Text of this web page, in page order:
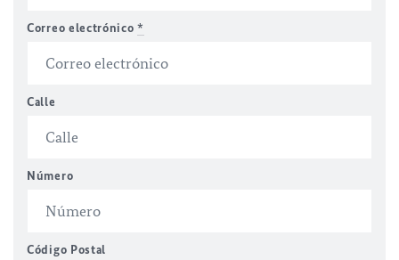
Correo electrónico*
Calle
Número
Código Postal